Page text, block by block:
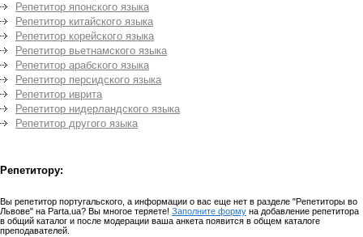
Репетитор японского языка
Репетитор китайского языка
Репетитор корейского языка
Репетитор вьетнамского языка
Репетитор арабского языка
Репетитор персидского языка
Репетитор иврита
Репетитор нидерландского языка
Репетитор другого языка
Репетитору:
Вы репетитор португальского, а информации о вас еще нет в разделе "Репетиторы во
Львове" на Parta.ua? Вы многое теряете! Заполните форму на добавление репетитора
в общий каталог и после модерации ваша анкета появится в общем каталоге
преподавателей.